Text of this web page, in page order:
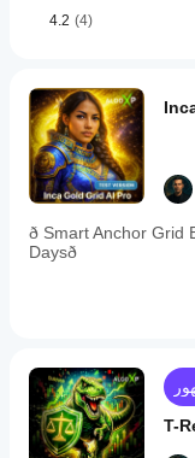
4.2 (4)
ð Smart Anchor
Daysð